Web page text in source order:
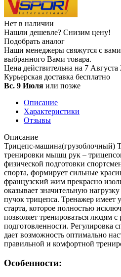
Нет в наличии
Нашли дешевле? Снизим цену!
Подобрать аналог
Наши менеджеры свяжутся с
выбранного Вами товара.
Цена действительна на 7 Августа
Курьерская доставка бесплатно
Вс. 9 Июля или позже
Описание
Характеристики
Отзывы
Описание
Трицепс-машина(грузоблочный)
тренировки мышц рук –
физической подготовки
спорта, формирует сильные
французский жим прекрасно
оказывает значительную
пучок трицепса. Тренажер имеет
старта, которое полностью
позволяет тренироваться людям
подготовленности. Регулировка
дает возможность оптимально
правильной и комфортной
Особенности: